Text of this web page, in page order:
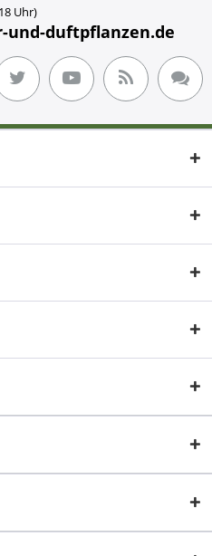
Uhr)
und-duftpflanzen.de